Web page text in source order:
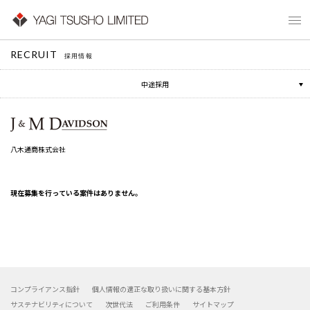
RECRUIT 採用情報
中途採用
八木通商株式会社
現在募集を行っている案件はありません。
コンプライアンス指針
個人情報の適正な取り扱いに関する基本方針
サステナビリティについて
次世代法 ご利用条件 サイトマップ